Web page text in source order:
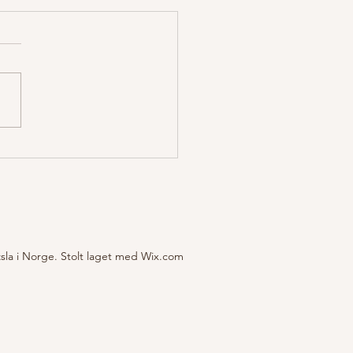
i Norge. Stolt laget med Wix.com